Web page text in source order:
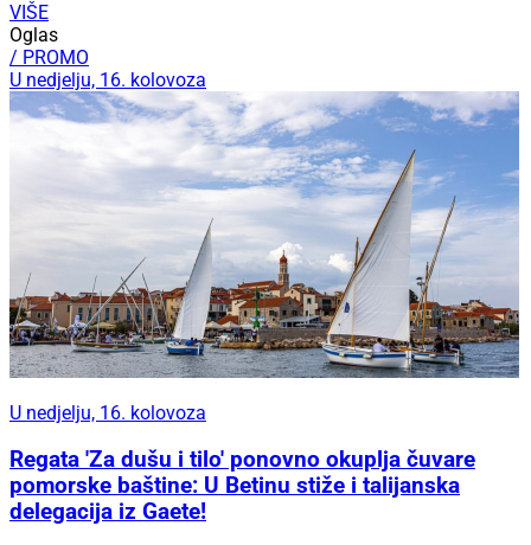
VIŠE
Oglas
/ PROMO
U nedjelju, 16. kolovoza
U nedjelju, 16. kolovoza
Regata 'Za dušu i tilo' ponovno okuplja čuvare
pomorske baštine: U Betinu stiže i talijanska
delegacija iz Gaete!